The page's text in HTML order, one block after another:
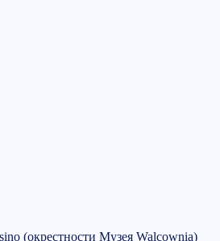
(окрестности Музея Walcownia)